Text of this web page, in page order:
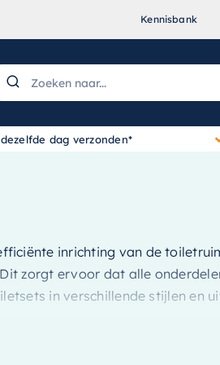
Kennisbank
dag verzonden*
inrichting van de
zorgt ervoor dat alle
in verschillende stijlen en